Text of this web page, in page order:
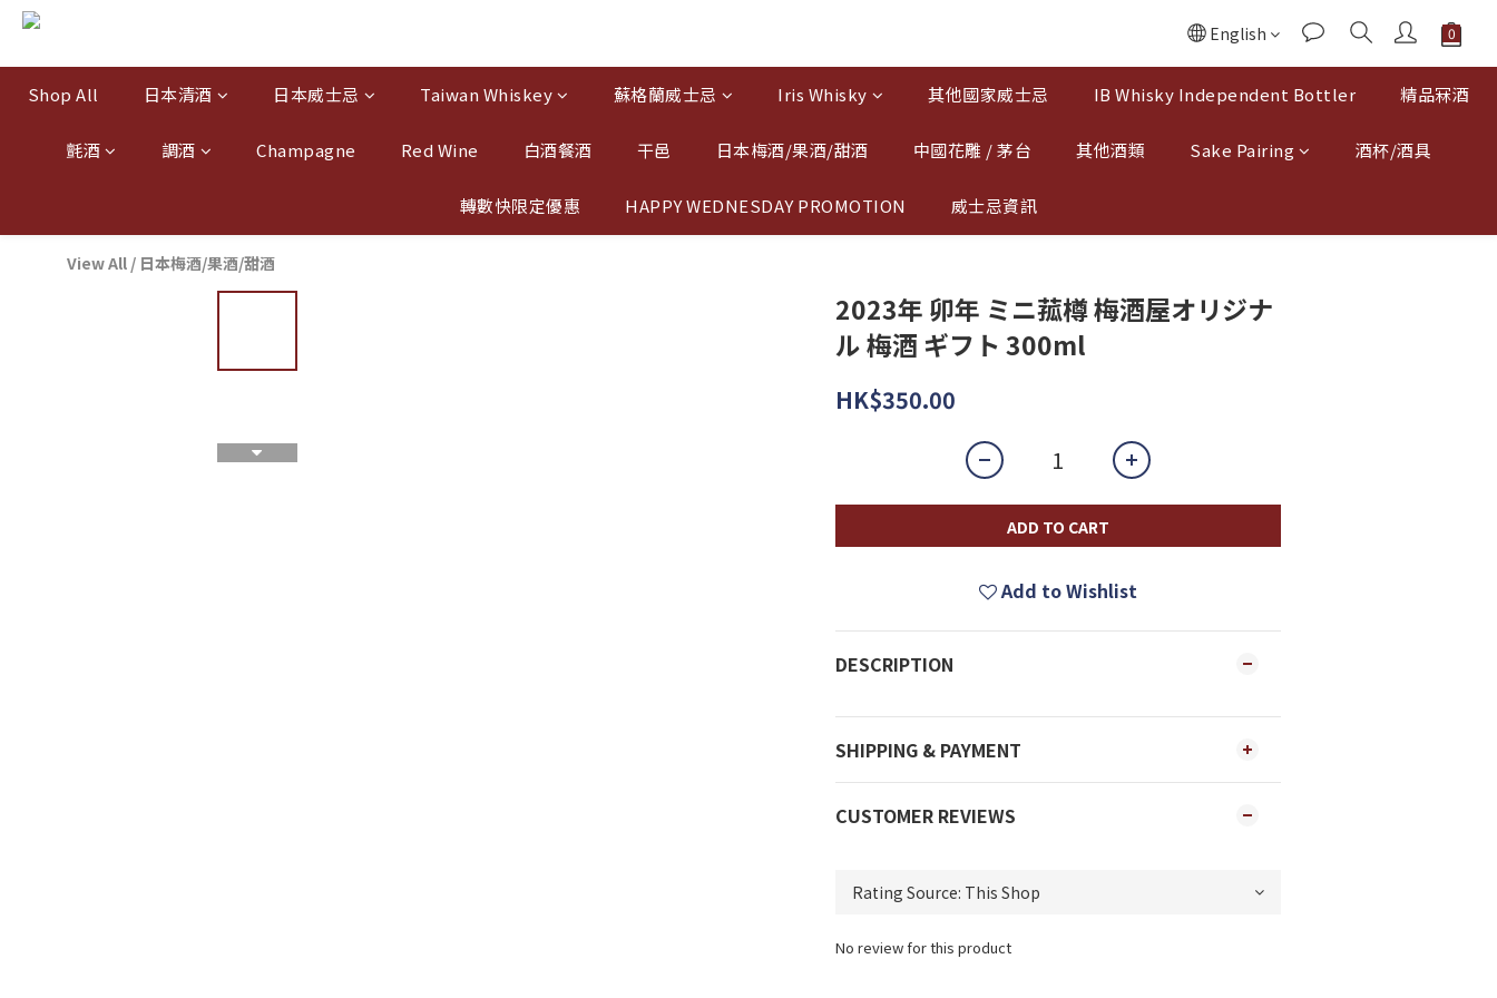
English
Shop All 日本清酒 日本威士忌 Taiwan Whiskey 蘇格蘭威士忌 Iris Whisky 其他國家威士忌 IB Whisky Independent Bottler 精品冧酒
氈酒 調酒 Champagne Red Wine 白酒餐酒 干邑 日本梅酒/果酒/甜酒 中國花雕 / 茅台 其他酒類 Sake Pairing 酒杯/酒具
轉數快限定優惠 HAPPY WEDNESDAY PROMOTION 威士忌資訊
View All / 日本梅酒/果酒/甜酒
2023年 卯年 ミニ菰樽 梅酒屋オリジナ
ル 梅酒 ギフト 300ml
HK$350.00
ADD TO CART
Add to Wishlist
DESCRIPTION
SHIPPING & PAYMENT
CUSTOMER REVIEWS
No review for this product